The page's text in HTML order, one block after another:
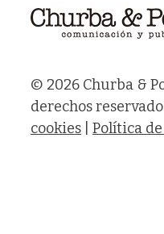
© 2026 Churba &
derechos
cookies
Política